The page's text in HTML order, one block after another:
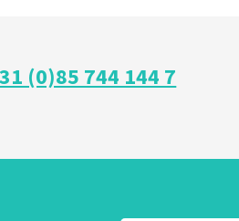
(0)85 744 144 7